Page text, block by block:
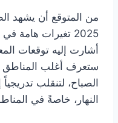
2025 تغيرات
أشارت إليه توقعات
ستعرف أغلب
الصباح، لتنقلب
النهار، خاصةً في